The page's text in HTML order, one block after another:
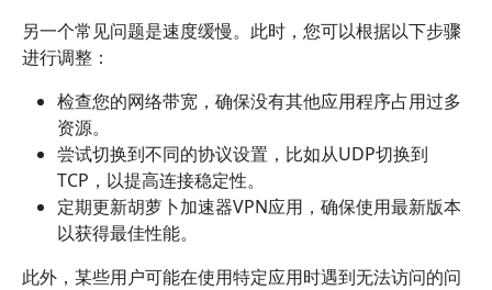
另一个常见问题是速度缓慢。此时，您可以根据以下步骤
进行调整：
检查您的网络带宽，确保没有其他应用程序占用过多
资源。
尝试切换到不同的协议设置，比如从UDP切换到
TCP，以提高连接稳定性。
定期更新胡萝卜加速器VPN应用，确保使用最新版本
以获得最佳性能。
此外，某些用户可能在使用特定应用时遇到无法访问的问